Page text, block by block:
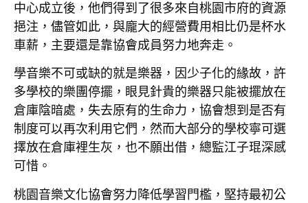
中心成立後，他們得到了很多來自桃園市府的資源
挹注，儘管如此，與龐大的經營費用相比仍是杯水
車薪，主要還是靠協會成員努力地奔走。
學音樂不可或缺的就是樂器，因少子化的緣故，許
多學校的樂團停擺，眼見針貴的樂器只能被擺放在
倉庫陰暗處，失去原有的生命力，協會想到是否有
制度可以再次利用它們，然而大部分的學校寧可選
擇放在倉庫裡生灰，也不願出借，總監江子琨深感
可惜。
桃園音樂文化協會努力降低學習門檻，堅持最初公